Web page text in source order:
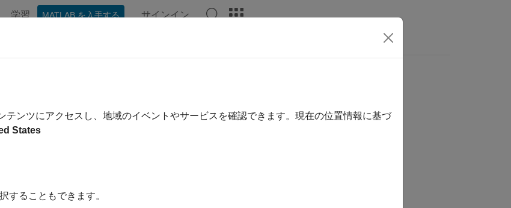
学習 MATLAB を入手する サインイン
テンツにアクセスし、地域のイベントやサービスを確認できます。現在の位置情報に基づ
States
することもできます。